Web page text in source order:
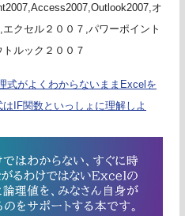
オ
クセル２００７,パワーポイント
ルック２００７
式がよくわからないままExcelを
IF関数といっしょに理解しよ